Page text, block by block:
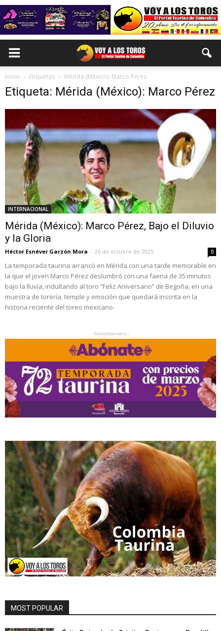
Inicio Etiquetas Mérida (México): Marco Pérez
Etiqueta: Mérida (México): Marco Pérez
INTERNACIONAL
Mérida (México): Marco Pérez, Bajo el Diluvio
y la Gloria
Héctor Esnéver Garzón Mora - 26 de octubre de 2025 0
La temporada taurina arrancó en Mérida con una tarde memorable en
la que el joven Marco Pérez deslumbró con una faena de 35 minutos
bajo la lluvia, indultando al toro “Feliz Aniversario” de Begoña, en una
muestra de torería, temple y emoción que quedará inscrita en la
historia reciente del toreo mexicano.
- Advertisement -
MOST POPULAR